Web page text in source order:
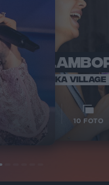
VOI TANKA VILLAGE
10 FOTO